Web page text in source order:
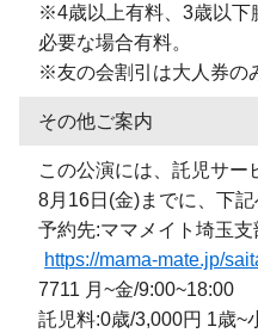
※4歳以上有料、3歳以下
必要な場合有料。
※友の会割引は大人券の
その他ご案内
この公演には、託児サー
8月16日(金)までに、下記
予約先:ママメイト埼玉支
https://mama-mate.jp/
7711 月~金/9:00~18:00
託児料:0歳/3,000円 1歳~